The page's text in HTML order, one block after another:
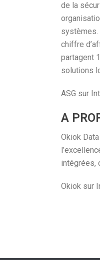
de la
systèmes.
chiffre
partagent
solutions
ASG sur
A
Okiok
intégrées,
Okiok sur